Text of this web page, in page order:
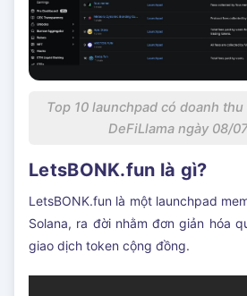
Top 10 launchpad có doanh
DeFiLlama ngày 08/
LetsBONK.fun là gì?
LetsBONK.fun là một launchpad
Solana, ra đời nhằm đơn giản hóa
giao dịch token cộng đồng.